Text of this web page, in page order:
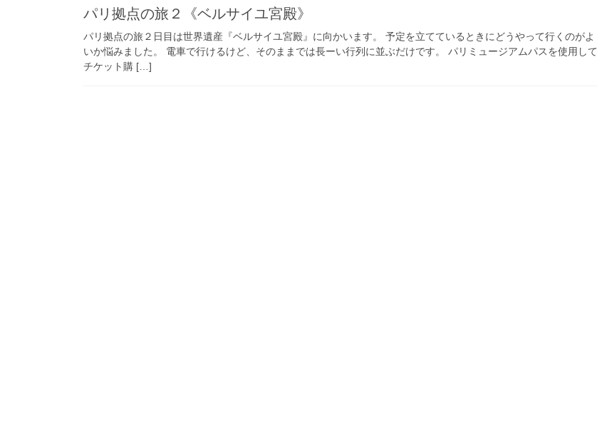
パリ拠点の旅２《ベルサイユ宮殿》
パリ拠点の旅２日目は世界遺産『ベルサイユ宮殿』に向かいます。 予定を立てているときにどうやって行くのがよ
いか悩みました。 電車で行けるけど、そのままでは長ーい行列に並ぶだけです。 パリミュージアムパスを使用して
チケット購 […]